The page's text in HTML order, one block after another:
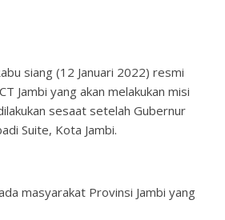
siang (12 Januari 2022) resmi
Jambi yang akan melakukan misi
sesaat setelah Gubernur
Suite, Kota Jambi.
masyarakat Provinsi Jambi yang